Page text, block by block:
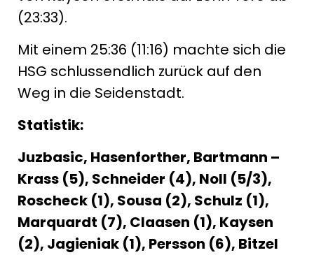
(23:33).
Mit einem 25:36 (11:16) machte sich die
HSG schlussendlich zurück auf den
Weg in die Seidenstadt.
Statistik:
Juzbasic, Hasenforther, Bartmann –
Krass (5), Schneider (4), Noll (5/3),
Roscheck (1), Sousa (2), Schulz (1),
Marquardt (7), Claasen (1), Kaysen
(2), Jagieniak (1), Persson (6), Bitzel